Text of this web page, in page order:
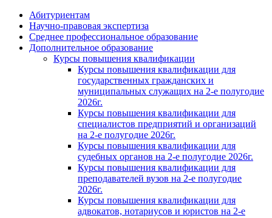
Абитуриентам
Научно-правовая экспертиза
Cреднее профессиональное образование
Дополнительное образование
Курсы повышения квалификации
Курсы повышения квалификации для
государственных гражданских и
муниципальных служащих на 2-е полугодие
2026г.
Курсы повышения квалификации для
специалистов предприятий и организаций
на 2-е полугодие 2026г.
Курсы повышения квалификации для
судебных органов на 2-е полугодие 2026г.
Курсы повышения квалификации для
преподавателей вузов на 2-е полугодие
2026г.
Курсы повышения квалификации для
адвокатов, нотариусов и юристов на 2-е